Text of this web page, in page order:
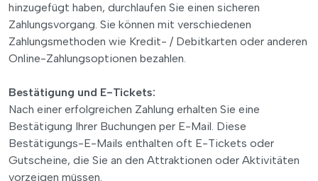
hinzugefügt haben, durchlaufen Sie einen sicheren
Zahlungsvorgang. Sie können mit verschiedenen
Zahlungsmethoden wie Kredit- / Debitkarten oder anderen
Online-Zahlungsoptionen bezahlen.
Bestätigung und E-Tickets:
Nach einer erfolgreichen Zahlung erhalten Sie eine
Bestätigung Ihrer Buchungen per E-Mail. Diese
Bestätigungs-E-Mails enthalten oft E-Tickets oder
Gutscheine, die Sie an den Attraktionen oder Aktivitäten
vorzeigen müssen.